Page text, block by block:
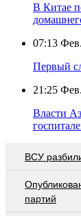
В Китае
07:13
Первый
21:25
Власти
ВСУ
партий